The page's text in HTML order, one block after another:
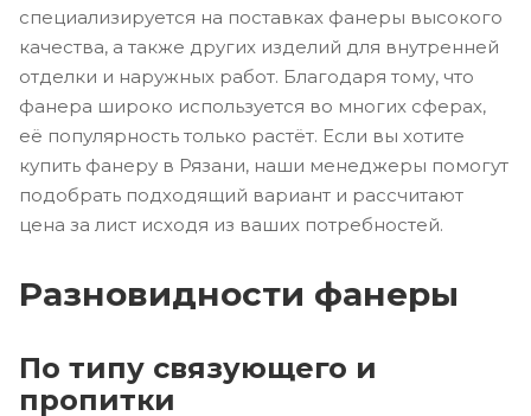
специализируется на поставках фанеры высокого
качества, а также других изделий для внутренней
отделки и наружных работ. Благодаря тому, что
фанера широко используется во многих сферах,
её популярность только растёт. Если вы хотите
купить фанеру в Рязани, наши менеджеры помогут
подобрать подходящий вариант и рассчитают
цена за лист исходя из ваших потребностей.
Разновидности фанеры
По типу связующего и
пропитки